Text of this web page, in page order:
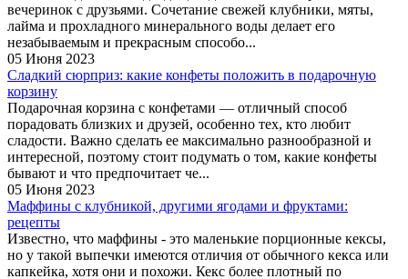
вечеринок с друзьями. Сочетание свежей клубники, мяты,
лайма и прохладного минерального воды делает его
незабываемым и прекрасным способо...
05 Июня 2023
Сладкий сюрприз: какие конфеты положить в подарочную
корзину
Подарочная корзина с конфетами — отличный способ
порадовать близких и друзей, особенно тех, кто любит
сладости. Важно сделать ее максимально разнообразной и
интересной, поэтому стоит подумать о том, какие конфеты
бывают и что предпочитает че...
05 Июня 2023
Маффины с клубникой, другими ягодами и фруктами:
рецепты
Известно, что маффины - это маленькие порционные кексы,
но у такой выпечки имеются отличия от обычного кекса или
капкейка, хотя они и похожи. Кекс более плотный по